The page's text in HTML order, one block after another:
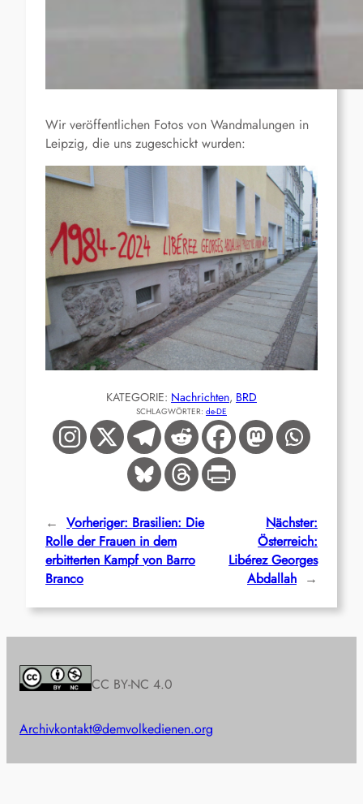
Wir veröffentlichen Fotos von Wandmalungen in
Leipzig, die uns zugeschickt wurden:
KATEGORIE: Nachrichten, BRD
SCHLAGWÖRTER: de-DE
← Vorheriger: Brasilien: Die
Rolle der Frauen in dem
erbitterten Kampf von Barro
Branco
Nächster:
Österreich:
Libérez Georges
Abdallah →
CC BY-NC 4.0
Archivkontakt@demvolkedienen.org